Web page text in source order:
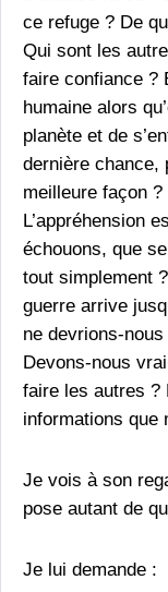
ce refuge ? De
Qui sont les
faire confiance ?
humaine alors
planète et de
dernière chance,
meilleure façon
L’appréhension
échouons, que
tout simplement
guerre arrive
ne devrions-
Devons-nous
faire les autres ?
informations que
Je vois à son
pose autant de
Je lui demande :